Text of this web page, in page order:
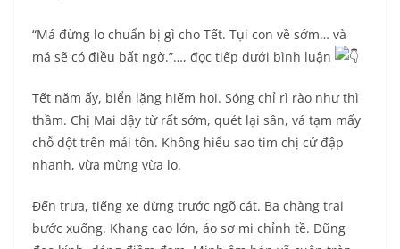
“Má đừng lo chuẩn bị gì cho Tết. Tụi con về sớm… và
má sẽ có điều bất ngờ.”…, đọc tiếp dưới bình luận
Tết năm ấy, biển lặng hiếm hoi. Sóng chỉ rì rào như thì
thầm. Chị Mai dậy từ rất sớm, quét lại sân, vá tạm mấy
chỗ dột trên mái tôn. Không hiểu sao tim chị cứ đập
nhanh, vừa mừng vừa lo.
Đến trưa, tiếng xe dừng trước ngõ cát. Ba chàng trai
bước xuống. Khang cao lớn, áo sơ mi chỉnh tề. Dũng